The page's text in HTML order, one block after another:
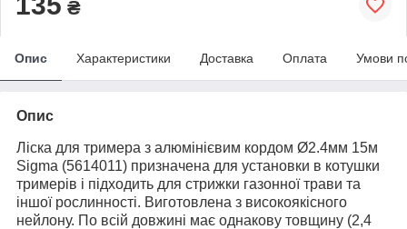
₴
Опис Характеристики Доставка Оплата Умови
Опис
Ліска для тримера з алюмінієвим кордом Ø2.4мм 15м
Sigma (5614011) призначена для установки в котушки
тримерів і підходить для стрижки газонної трави та
іншої рослинності. Виготовлена з високоякісного
нейлону. По всій довжині має однакову товщину (2,4